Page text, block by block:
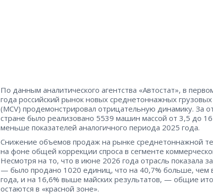
По данным аналитического агентства «Автостат», в
года российский рынок новых среднетоннажных
(MCV) продемонстрировал отрицательную динамику. За
стране было реализовано 5539 машин массой от 3,5 до
меньше показателей аналогичного периода 2025 года.
Снижение объемов продаж на рынке среднетоннажной
на фоне общей коррекции спроса в сегменте
Несмотря на то, что в июне 2026 года отрасль показала
— было продано 1020 единиц, что на 40,7% больше, чем
года, и на 16,6% выше майских результатов, — общие
остаются в «красной зоне».